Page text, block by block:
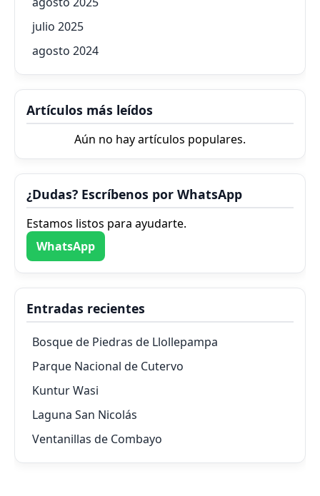
julio 2025
agosto 2024
Artículos más leídos
Aún no hay artículos populares.
¿Dudas? Escríbenos por WhatsApp
Estamos listos para ayudarte.
WhatsApp
Entradas recientes
Bosque de Piedras de Llollepampa
Parque Nacional de Cutervo
Kuntur Wasi
Laguna San Nicolás
Ventanillas de Combayo